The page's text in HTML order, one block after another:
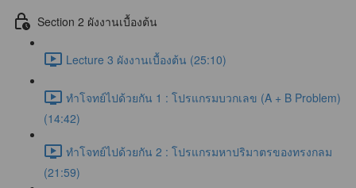
Section 2 ผังงานเบื้องต้น
Lecture 3 ผังงานเบื้องต้น (25:10)
ทำโจทย์ไปด้วยกัน 1 : โปรแกรมบวกเลข (A + B Problem)
(14:42)
ทำโจทย์ไปด้วยกัน 2 : โปรแกรมหาปริมาตรของทรงกลม
(21:59)